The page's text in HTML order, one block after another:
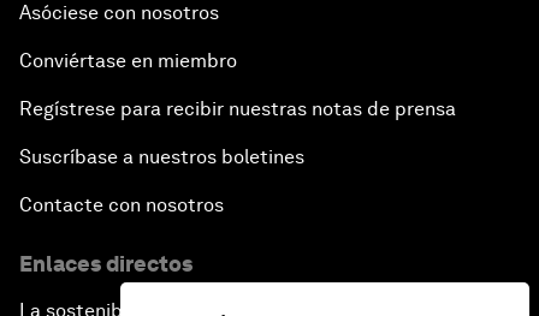
Asóciese con nosotros
Conviértase en miembro
Regístrese para recibir nuestras notas de prensa
Suscríbase a nuestros boletines
Contacte con nosotros
Enlaces directos
La sostenibilidad en el Foro